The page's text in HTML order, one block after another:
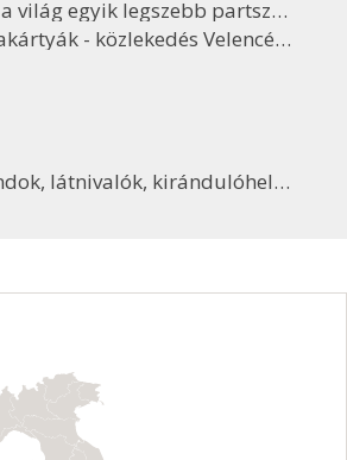
egyik legszebb partszakasza
- közlekedés Velencében
látnivalók, kirándulóhelyek